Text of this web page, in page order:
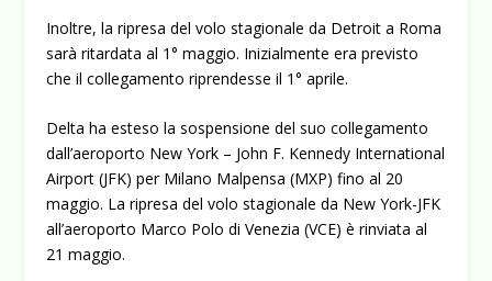
Inoltre, la ripresa del volo stagionale da Detroit a Roma
sarà ritardata al 1° maggio. Inizialmente era previsto
che il collegamento riprendesse il 1° aprile.
Delta ha esteso la sospensione del suo collegamento
dall’aeroporto New York – John F. Kennedy International
Airport (JFK) per Milano Malpensa (MXP) fino al 20
maggio. La ripresa del volo stagionale da New York-JFK
all’aeroporto Marco Polo di Venezia (VCE) è rinviata al
21 maggio.